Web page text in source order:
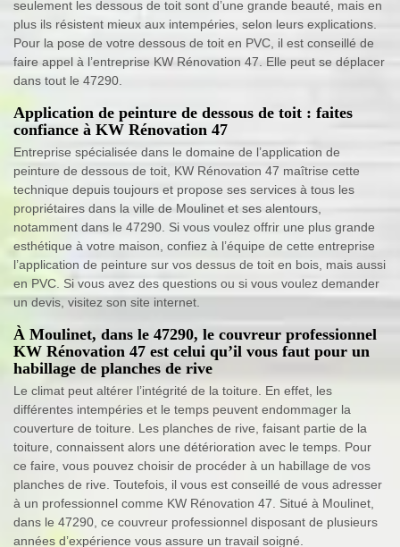
seulement les dessous de toit sont d’une grande beauté, mais en
plus ils résistent mieux aux intempéries, selon leurs explications.
Pour la pose de votre dessous de toit en PVC, il est conseillé de
faire appel à l’entreprise KW Rénovation 47. Elle peut se déplacer
dans tout le 47290.
Application de peinture de dessous de toit : faites
confiance à KW Rénovation 47
Entreprise spécialisée dans le domaine de l’application de
peinture de dessous de toit, KW Rénovation 47 maîtrise cette
technique depuis toujours et propose ses services à tous les
propriétaires dans la ville de Moulinet et ses alentours,
notamment dans le 47290. Si vous voulez offrir une plus grande
esthétique à votre maison, confiez à l’équipe de cette entreprise
l’application de peinture sur vos dessus de toit en bois, mais aussi
en PVC. Si vous avez des questions ou si vous voulez demander
un devis, visitez son site internet.
À Moulinet, dans le 47290, le couvreur professionnel
KW Rénovation 47 est celui qu’il vous faut pour un
habillage de planches de rive
Le climat peut altérer l’intégrité de la toiture. En effet, les
différentes intempéries et le temps peuvent endommager la
couverture de toiture. Les planches de rive, faisant partie de la
toiture, connaissent alors une détérioration avec le temps. Pour
ce faire, vous pouvez choisir de procéder à un habillage de vos
planches de rive. Toutefois, il vous est conseillé de vous adresser
à un professionnel comme KW Rénovation 47. Situé à Moulinet,
dans le 47290, ce couvreur professionnel disposant de plusieurs
années d’expérience vous assure un travail soigné.